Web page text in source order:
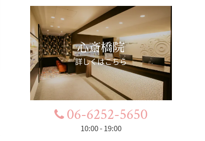
心斎橋院
詳しくはこちら
06-6252-5650
10:00 - 19:00